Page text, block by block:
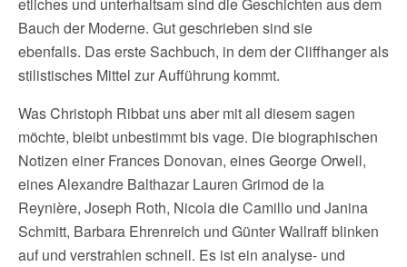
Bauch der Moderne. Gut geschrieben sind sie
ebenfalls. Das erste Sachbuch, in dem der Cliffhanger als
stilistisches Mittel zur Aufführung kommt.
Was Christoph Ribbat uns aber mit all diesem sagen
möchte, bleibt unbestimmt bis vage. Die biographischen
Notizen einer Frances Donovan, eines George Orwell,
eines Alexandre Balthazar Lauren Grimod de la
Reynière, Joseph Roth, Nicola die Camillo und Janina
Schmitt, Barbara Ehrenreich und Günter Wallraff blinken
auf und verstrahlen schnell. Es ist ein analyse- und